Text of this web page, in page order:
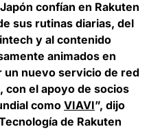
confían en Rakuten
sus rutinas diarias, del
y al contenido
animados en
un nuevo servicio de red
con el apoyo de socios
como VIAVI”, dijo
de Rakuten